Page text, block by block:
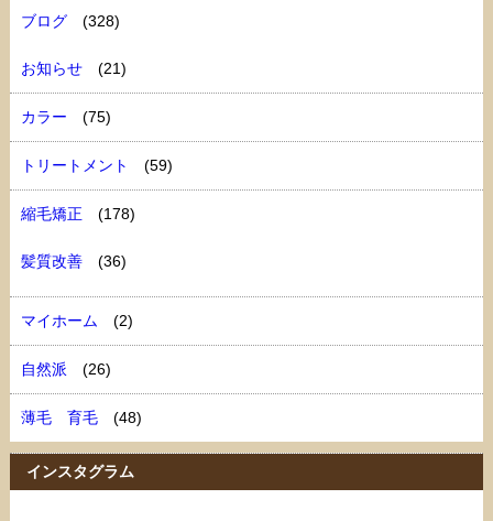
ブログ (328)
お知らせ (21)
カラー (75)
トリートメント (59)
縮毛矯正 (178)
髪質改善 (36)
マイホーム (2)
自然派 (26)
薄毛 育毛 (48)
インスタグラム